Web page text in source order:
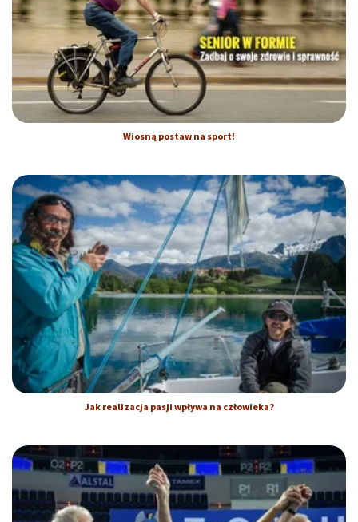
Wiosną postaw na sport!
Jak realizacja pasji wpływa na człowieka?